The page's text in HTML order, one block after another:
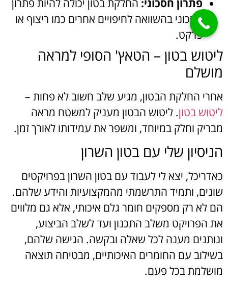
פתרון חסכוני: החלקת בטון יכולה להיות פתרון
חסכוני בהשוואה לחיפויים אחרים כמו ריצוף או
פרקט.
ליטוש בטון – הטאץ' הסופי למראה
מושלם
אחרי החלקת הבטון, מגיע שלב חשוב לא פחות –
ליטוש בטון. ליטוש הבטון מעניק למשטח מראה
מבריק וחלק במיוחד, ומשפר את עמידותו לאורך זמן.
הניסיון שלי עם בטון השרון
כאדריכל, יצא לי לעבוד עם בטון השרון בפרויקטים
שונים, ותמיד התרשמתי מהמקצועיות והידע שלהם.
הם לא רק מספקים חומר גלם איכותי, אלא גם מלווים
את הפרויקט משלב התכנון ועד לשלב הביצוע,
ונותנים מענה לכל שאלה ובקשה. הגישה שלהם,
בשילוב עם החומרים האיכותיים, מבטיחה תוצאה
מושלמת בכל פעם.